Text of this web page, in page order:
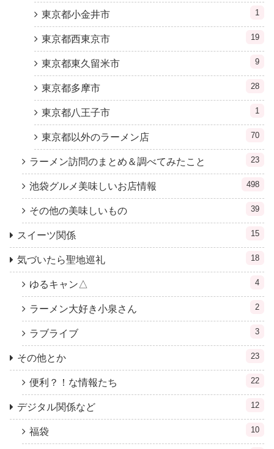
東京都小金井市 1
東京都西東京市 19
東京都東久留米市 9
東京都多摩市 28
東京都八王子市 1
東京都以外のラーメン店 70
ラーメン訪問のまとめ＆調べてみたこと 23
池袋グルメ美味しいお店情報 498
その他の美味しいもの 39
スイーツ関係 15
気づいたら聖地巡礼 18
ゆるキャン△ 4
ラーメン大好き小泉さん 2
ラブライブ 3
その他とか 23
便利？！な情報たち 22
デジタル関係など 12
福袋 10